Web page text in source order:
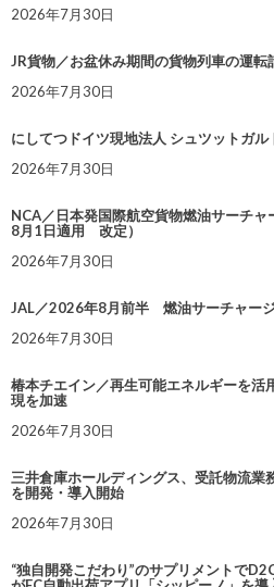
2026年7月30日
JR貨物／お盆休み期間の貨物列車の運転
2026年7月30日
にしてつドイツ現地法人 シュツットガ
2026年7月30日
NCA／日本発国際航空貨物燃油サーチ
8月1日適用 改定）
2026年7月30日
JAL／2026年8月前半 燃油サーチャー
2026年7月30日
椿本チエイン／再生可能エネルギーを活
現を加速
2026年7月30日
三井倉庫ホールディングス、受託物流業
を開発・導入開始
2026年7月30日
“独自開発こだわり”のサプリメントで